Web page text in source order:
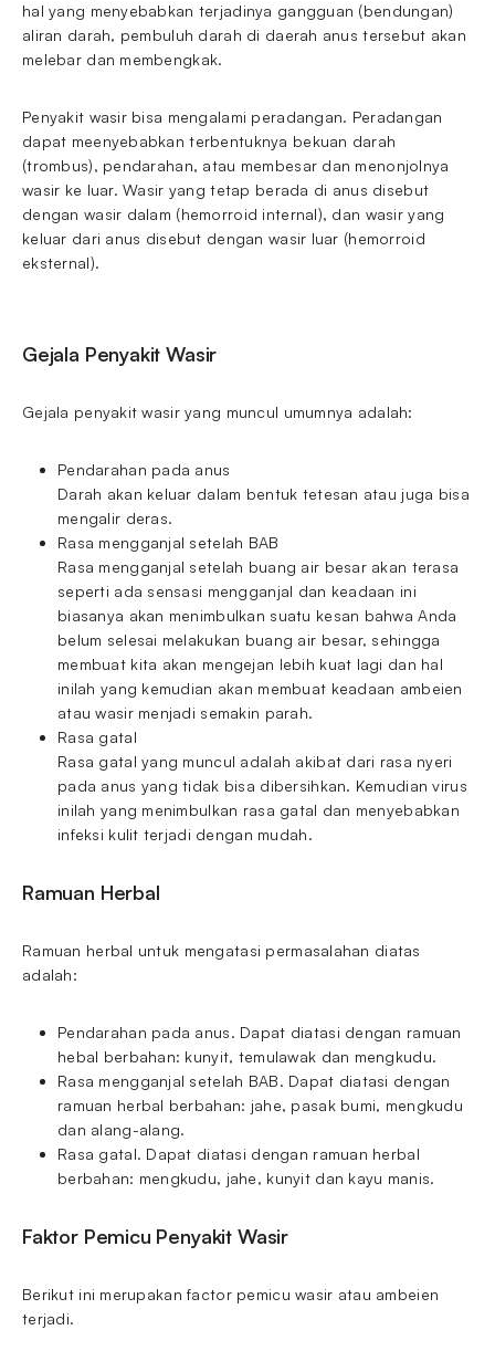
hal yang menyebabkan terjadinya gangguan (bendungan)
aliran darah, pembuluh darah di daerah anus tersebut akan
melebar dan membengkak.
Penyakit wasir bisa mengalami peradangan. Peradangan
dapat meenyebabkan terbentuknya bekuan darah
(trombus), pendarahan, atau membesar dan menonjolnya
wasir ke luar. Wasir yang tetap berada di anus disebut
dengan wasir dalam (hemorroid internal), dan wasir yang
keluar dari anus disebut dengan wasir luar (hemorroid
eksternal).
Gejala Penyakit Wasir
Gejala penyakit wasir yang muncul umumnya adalah:
Pendarahan pada anus
Darah akan keluar dalam bentuk tetesan atau juga bisa
mengalir deras.
Rasa mengganjal setelah BAB
Rasa mengganjal setelah buang air besar akan terasa
seperti ada sensasi mengganjal dan keadaan ini
biasanya akan menimbulkan suatu kesan bahwa Anda
belum selesai melakukan buang air besar, sehingga
membuat kita akan mengejan lebih kuat lagi dan hal
inilah yang kemudian akan membuat keadaan ambeien
atau wasir menjadi semakin parah.
Rasa gatal
Rasa gatal yang muncul adalah akibat dari rasa nyeri
pada anus yang tidak bisa dibersihkan. Kemudian virus
inilah yang menimbulkan rasa gatal dan menyebabkan
infeksi kulit terjadi dengan mudah.
Ramuan Herbal
Ramuan herbal untuk mengatasi permasalahan diatas
adalah:
Pendarahan pada anus. Dapat diatasi dengan ramuan
hebal berbahan: kunyit, temulawak dan mengkudu.
Rasa mengganjal setelah BAB. Dapat diatasi dengan
ramuan herbal berbahan: jahe, pasak bumi, mengkudu
dan alang-alang.
Rasa gatal. Dapat diatasi dengan ramuan herbal
berbahan: mengkudu, jahe, kunyit dan kayu manis.
Faktor Pemicu Penyakit Wasir
Berikut ini merupakan factor pemicu wasir atau ambeien
terjadi.